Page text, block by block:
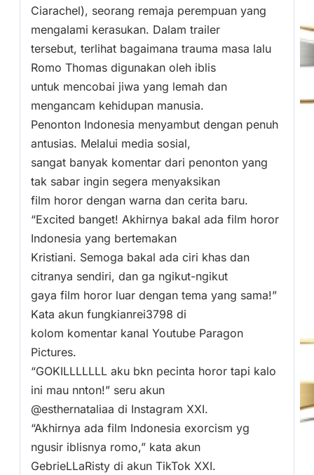
Ciarachel), seorang remaja perempuan yang
mengalami kerasukan. Dalam trailer
tersebut, terlihat bagaimana trauma masa lalu
Romo Thomas digunakan oleh iblis
untuk mencobai jiwa yang lemah dan
mengancam kehidupan manusia.
Penonton Indonesia menyambut dengan penuh
antusias. Melalui media sosial,
sangat banyak komentar dari penonton yang
tak sabar ingin segera menyaksikan
film horor dengan warna dan cerita baru.
“Excited banget! Akhirnya bakal ada film horor
Indonesia yang bertemakan
Kristiani. Semoga bakal ada ciri khas dan
citranya sendiri, dan ga ngikut-ngikut
gaya film horor luar dengan tema yang sama!”
Kata akun fungkianrei3798 di
kolom komentar kanal Youtube Paragon
Pictures.
“GOKILLLLLLL aku bkn pecinta horor tapi kalo
ini mau nnton!” seru akun
@esthernataliaa di Instagram XXI.
“Akhirnya ada film Indonesia exorcism yg
ngusir iblisnya romo,” kata akun
GebrieLLaRisty di akun TikTok XXI.